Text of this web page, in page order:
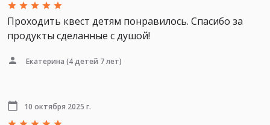
Проходить квест детям понравилось. Спасибо за
продукты сделанные с душой!
Екатерина (4 детей 7 лет)
10 октября 2025 г.